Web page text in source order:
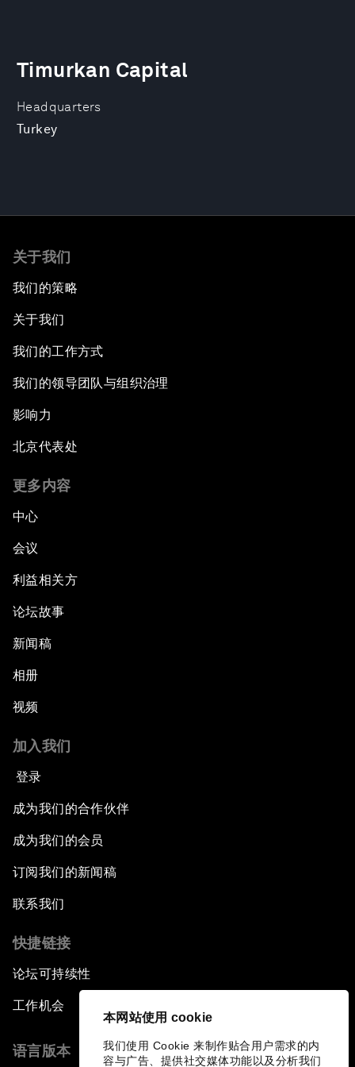
本网站使用 cookie
我们使用 Cookie 来制作贴合用户需求的内
容与广告、提供社交媒体功能以及分析我们
Headquarters
Turkey
Timurkan Capital
关于我们
我们的策略
关于我们
我们的工作方式
我们的领导团队与组织治理
影响力
北京代表处
更多内容
中心
会议
利益相关方
论坛故事
新闻稿
相册
视频
加入我们
登录
成为我们的合作伙伴
成为我们的会员
订阅我们的新闻稿
联系我们
快捷链接
论坛可持续性
工作机会
语言版本